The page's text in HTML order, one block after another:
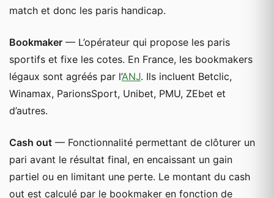
match et donc les paris handicap.
Bookmaker — L’opérateur qui propose les paris
sportifs et fixe les cotes. En France, les bookmakers
légaux sont agréés par l’ANJ. Ils incluent Betclic,
Winamax, ParionsSport, Unibet, PMU, ZEbet et
d’autres.
Cash out — Fonctionnalité permettant de clôturer un
pari avant le résultat final, en encaissant un gain
partiel ou en limitant une perte. Le montant du cash
out est calculé par le bookmaker en fonction de